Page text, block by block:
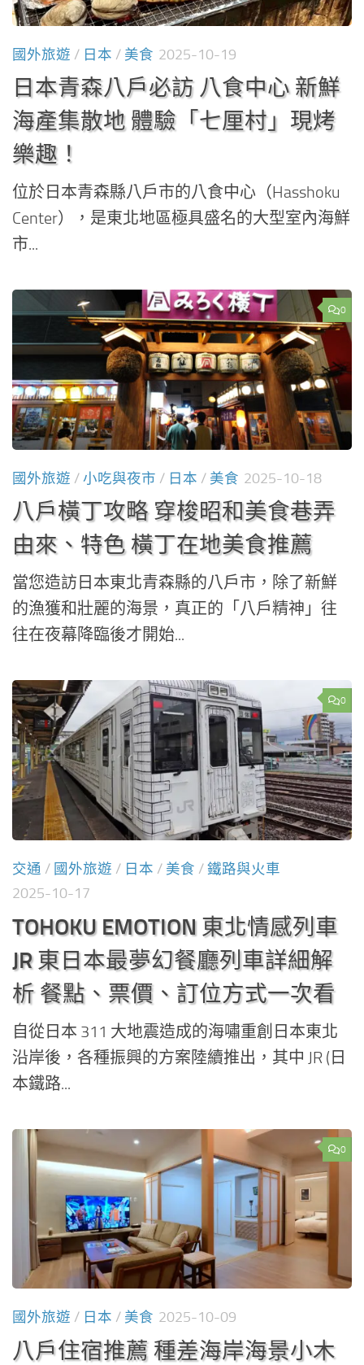
國外旅遊 / 日本 / 美食 2025-10-19
日本青森八戶必訪 八食中心 新鮮
海產集散地 體驗「七厘村」現烤
樂趣！
位於日本青森縣八戶市的八食中心（Hasshoku
Center），是東北地區極具盛名的大型室內海鮮
市...
0
國外旅遊 / 小吃與夜市 / 日本 / 美食 2025-10-18
八戶橫丁攻略 穿梭昭和美食巷弄
由來、特色 橫丁在地美食推薦
當您造訪日本東北青森縣的八戶市，除了新鮮
的漁獲和壯麗的海景，真正的「八戶精神」往
往在夜幕降臨後才開始...
0
交通 / 國外旅遊 / 日本 / 美食 / 鐵路與火車
2025-10-17
TOHOKU EMOTION 東北情感列車
JR 東日本最夢幻餐廳列車詳細解
析 餐點、票價、訂位方式一次看
自從日本 311 大地震造成的海嘯重創日本東北
沿岸後，各種振興的方案陸續推出，其中 JR (日
本鐵路...
0
國外旅遊 / 日本 / 美食 2025-10-09
八戶住宿推薦 種差海岸海景小木